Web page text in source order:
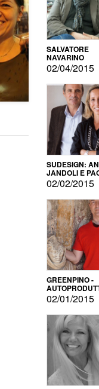
SALVATORE
NAVARINO
02/04/2015
SUDESIGN:
JANDOLI E
PISAPIA
02/02/2015
GREENPINO -
PER AMORE
02/01/2015